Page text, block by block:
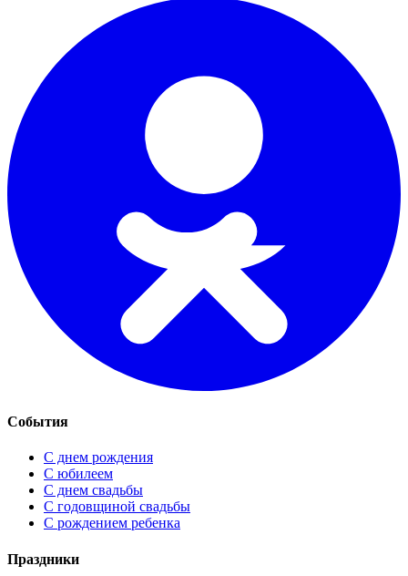
События
С днем рождения
С юбилеем
С днем свадьбы
С годовщиной свадьбы
С рождением ребенка
Праздники